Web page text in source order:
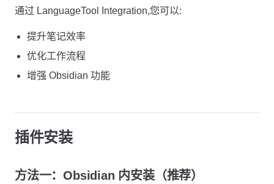
通过 LanguageTool Integration,您可以:
提升笔记效率
优化工作流程
增强 Obsidian 功能
插件安装
方法一：Obsidian 内安装（推荐）